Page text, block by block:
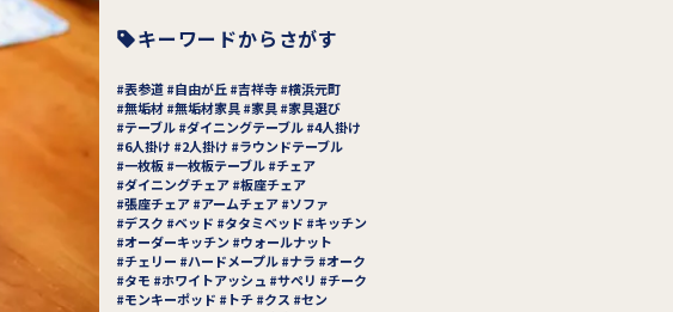
キーワードからさがす
表参道 自由が丘 吉祥寺 横浜元町
無垢材 無垢材家具 家具
家具選び
テーブル ダイニングテーブル 4人掛け
6人掛け
2人掛け
ラウンドテーブル
一枚板 一枚板テーブル チェア
ダイニングチェア 板座チェア
張座チェア
アームチェア
ソファ
デスク
ベッド タタミベッド
キッチン
オーダーキッチン
ウォールナット
チェリー
ハードメープル ナラ
オーク
タモ
ホワイトアッシュ サペリ
チーク
モンキーポッド
トチ クス
セン